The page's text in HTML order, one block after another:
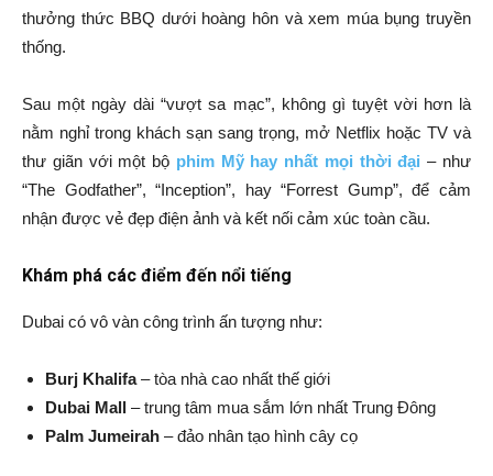
thưởng thức BBQ dưới hoàng hôn và xem múa bụng truyền
thống.
Sau một ngày dài “vượt sa mạc”, không gì tuyệt vời hơn là
nằm nghỉ trong khách sạn sang trọng, mở Netflix hoặc TV và
thư giãn với một bộ phim Mỹ hay nhất mọi thời đại – như
“The Godfather”, “Inception”, hay “Forrest Gump”, để cảm
nhận được vẻ đẹp điện ảnh và kết nối cảm xúc toàn cầu.
Khám phá các điểm đến nổi tiếng
Dubai có vô vàn công trình ấn tượng như:
Burj Khalifa– tòa nhà cao nhất thế giới
Dubai Mall – trung tâm mua sắm lớn nhất Trung Đông
Palm Jumeirah – đảo nhân tạo hình cây cọ